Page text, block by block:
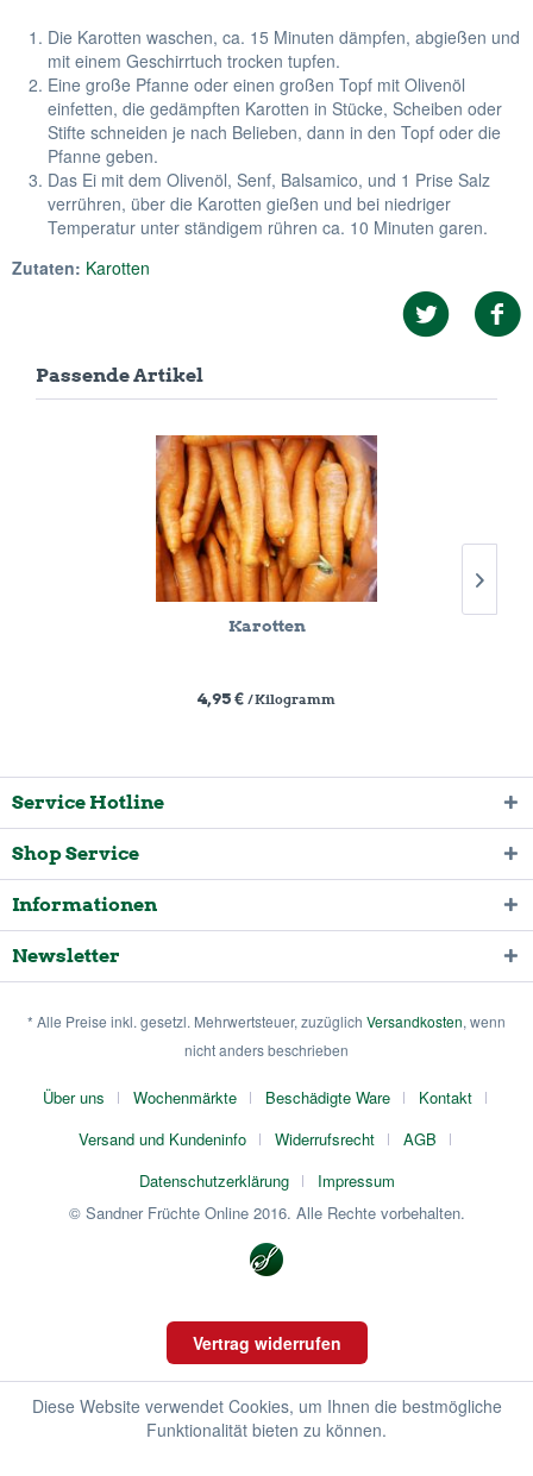
Die Karotten waschen, ca. 15 Minuten dämpfen, abgießen und
mit einem Geschirrtuch trocken tupfen.
Eine große Pfanne oder einen großen Topf mit Olivenöl
einfetten, die gedämpften Karotten in Stücke, Scheiben oder
Stifte schneiden je nach Belieben, dann in den Topf oder die
Pfanne geben.
Das Ei mit dem Olivenöl, Senf, Balsamico, und 1 Prise Salz
verrühren, über die Karotten gießen und bei niedriger
Temperatur unter ständigem rühren ca. 10 Minuten garen.
Zutaten: Karotten
Passende Artikel
Karotten
4,95 € / Kilogramm
Service Hotline
Shop Service
Informationen
Newsletter
* Alle Preise inkl. gesetzl. Mehrwertsteuer, zuzüglich Versandkosten, wenn
nicht anders beschrieben
Über uns Wochenmärkte Beschädigte Ware
Kontakt
Versand und Kundeninfo
Widerrufsrecht
AGB
Datenschutzerklärung
Impressum
© Sandner Früchte Online 2016. Alle Rechte vorbehalten.
Vertrag widerrufen
Diese Website verwendet Cookies, um Ihnen die bestmögliche
Funktionalität bieten zu können.